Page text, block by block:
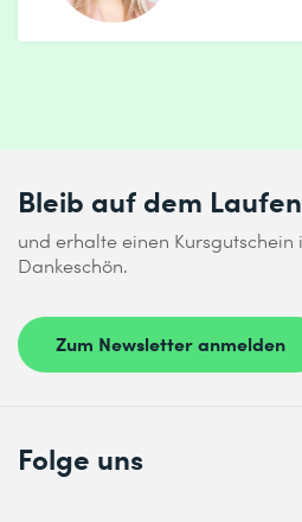
Bleib auf dem
und erhalte einen Kursgutschein
Dankeschön.
Zum Newsletter anmelden
Folge uns